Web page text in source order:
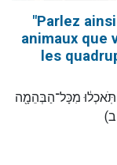
"Parlez
animaux que
les
מִכָּל־הַבְּהֵמָ֖ה